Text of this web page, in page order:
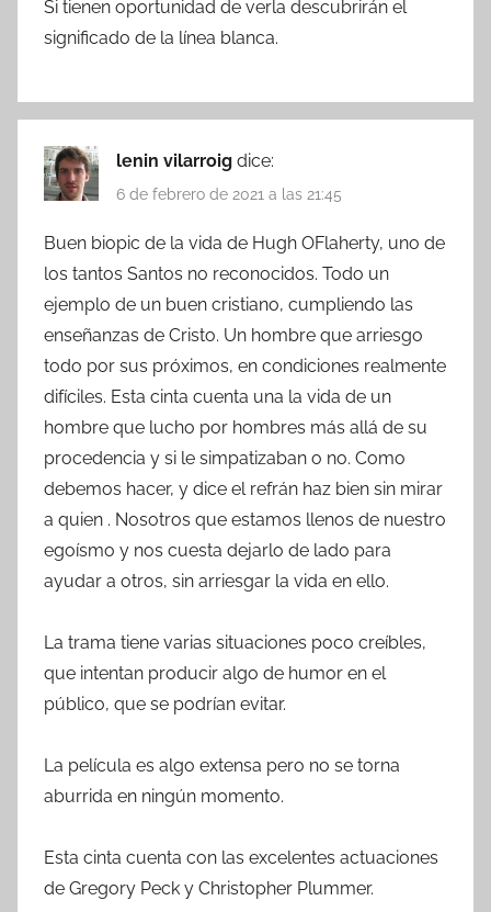
Si tienen oportunidad de verla descubrirán el
significado de la línea blanca.
lenin vilarroig dice:
6 de febrero de 2021 a las 21:45
Buen biopic de la vida de Hugh OFlaherty, uno de
los tantos Santos no reconocidos. Todo un
ejemplo de un buen cristiano, cumpliendo las
enseñanzas de Cristo. Un hombre que arriesgo
todo por sus próximos, en condiciones realmente
difíciles. Esta cinta cuenta una la vida de un
hombre que lucho por hombres más allá de su
procedencia y si le simpatizaban o no. Como
debemos hacer, y dice el refrán haz bien sin mirar
a quien . Nosotros que estamos llenos de nuestro
egoísmo y nos cuesta dejarlo de lado para
ayudar a otros, sin arriesgar la vida en ello.
La trama tiene varias situaciones poco creíbles,
que intentan producir algo de humor en el
público, que se podrían evitar.
La película es algo extensa pero no se torna
aburrida en ningún momento.
Esta cinta cuenta con las excelentes actuaciones
de Gregory Peck y Christopher Plummer.